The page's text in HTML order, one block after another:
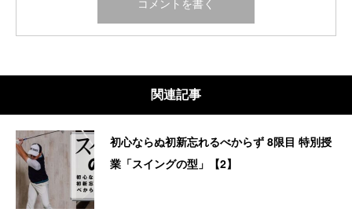
関連記事
初心ならぬ初新忘れるべからず 8限目 特別授
業「スイングの型」【2】